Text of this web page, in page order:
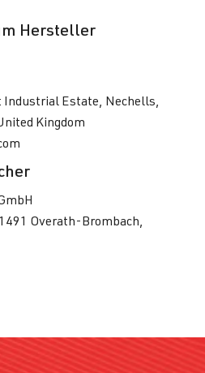
Hersteller
Estate, Nechells,
Kingdom
Overath-Brombach,